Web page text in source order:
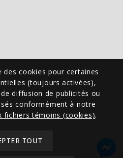
cookies pour certaines
(toujours activées),
diffusion de publicités ou
conformément à notre
fichiers témoins (cookies).
TOUT